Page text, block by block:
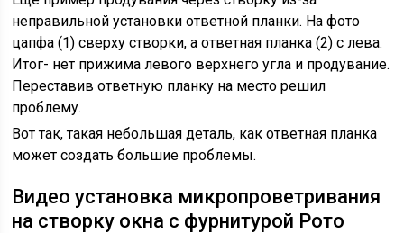
неправильной установки ответной планки. На фото
цапфа (1) сверху створки, а ответная планка (2) с лева.
Итог- нет прижима левого верхнего угла и продувание.
Переставив ответную планку на место решил
проблему.
Вот так, такая небольшая деталь, как ответная планка
может создать большие проблемы.
Видео установка микропроветривания
на створку окна с фурнитурой Рото